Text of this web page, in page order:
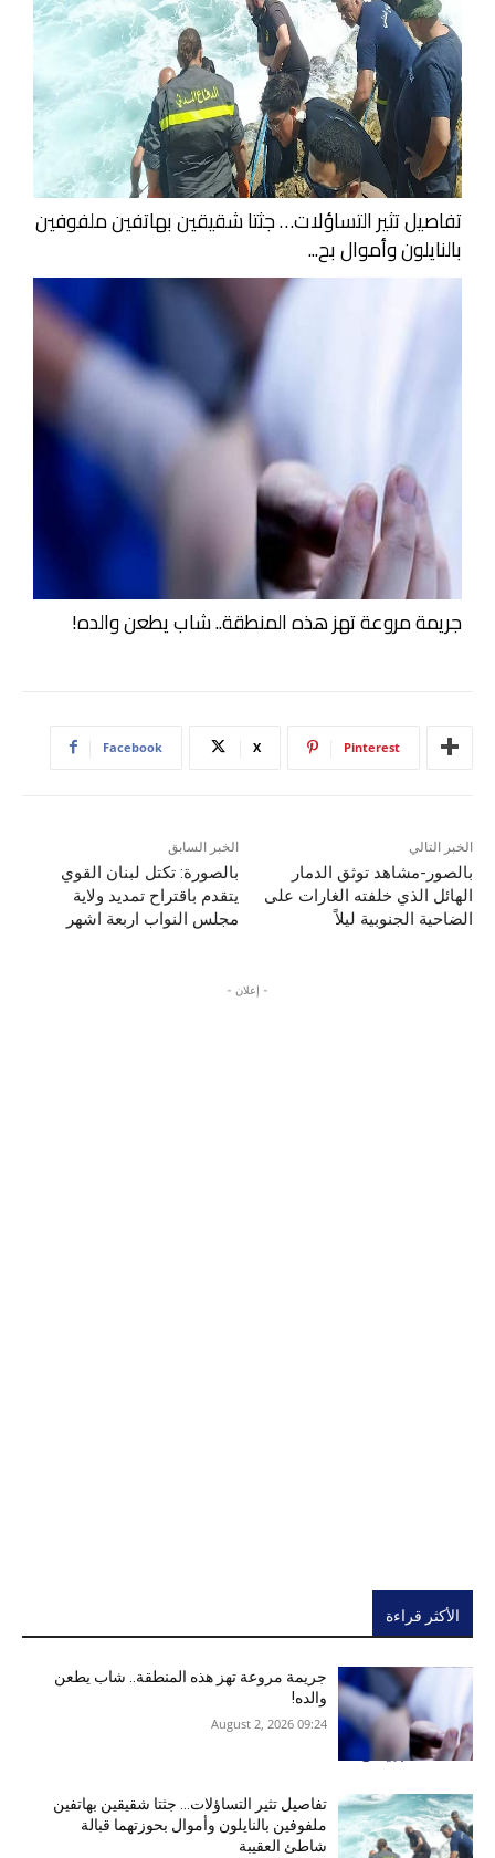
تفاصيل تثير التساؤلات… جثتا شقيقين بهاتفين ملفوفين
بالنايلون وأموال بح...
جريمة مروعة تهز هذه المنطقة.. شاب يطعن والده!
Facebook X Pinterest
الخبر السابق
بالصورة: تكتل لبنان القوي
يتقدم باقتراح تمديد ولاية
مجلس النواب اربعة اشهر
الخبر التالي
بالصور-مشاهد توثق الدمار
الهائل الذي خلفته الغارات على
الضاحية الجنوبية ليلاً
- إعلان -
الأكثر قراءة
جريمة مروعة تهز هذه المنطقة.. شاب يطعن
والده!
09:24 2026 ,August 2
تفاصيل تثير التساؤلات… جثتا شقيقين بهاتفين
ملفوفين بالنايلون وأموال بحوزتهما قبالة
شاطئ العقيبة